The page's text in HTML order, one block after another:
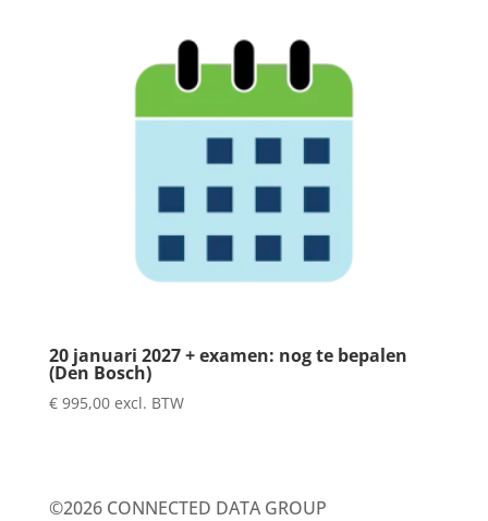
20 januari 2027 + examen: nog te bepalen
(Den Bosch)
€995,00 excl. BTW
©2026 CONNECTED DATA GROUP